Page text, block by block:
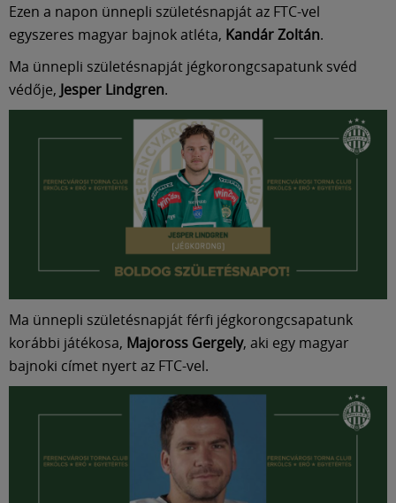
Ezen a napon ünnepli születésnapját az FTC-vel
egyszeres magyar bajnok atléta, Kandár Zoltán.
Ma ünnepli születésnapját jégkorongcsapatunk svéd
védője, Jesper Lindgren.
Ma ünnepli születésnapját férfi jégkorongcsapatunk
korábbi játékosa, Majoross Gergely, aki egy magyar
bajnoki címet nyert az FTC-vel.
Shop
Közösség
Múzeum
English